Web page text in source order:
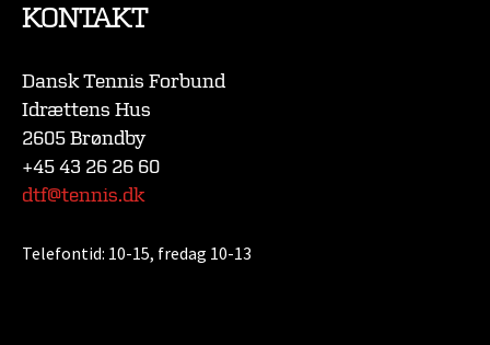
KONTAKT
Dansk Tennis Forbund
Idrættens Hus
2605 Brøndby
+45 43 26 26 60
dtf@tennis.dk
Telefontid: 10-15, fredag 10-13